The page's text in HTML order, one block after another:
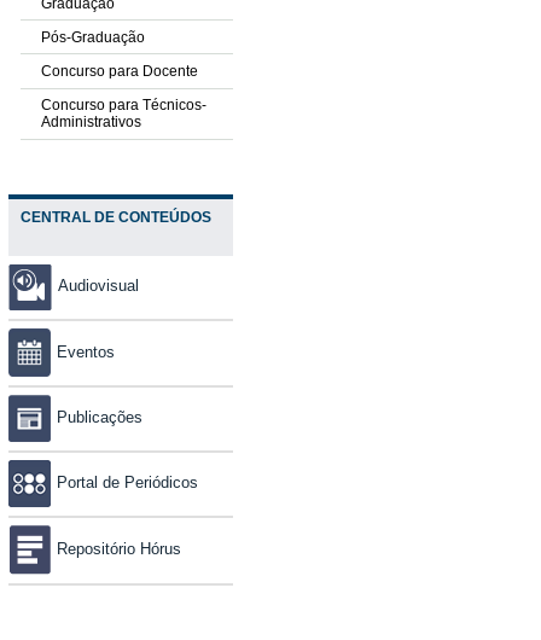
Pós-Graduação
Concurso para Docente
Concurso para Técnicos-
Administrativos
CENTRAL DE CONTEÚDOS
Audiovisual
Eventos
Publicações
Portal de Periódicos
Repositório Hórus